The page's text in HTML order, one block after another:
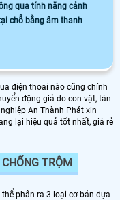
qua tính năng cảnh
chỗ bằng âm thanh
điện thoai nào cũng chính
động giả do con vật, tán
An Thành Phát xin
lại hiệu quả tốt nhất, giá rẻ
TRỘM
phân ra 3 loại cơ bản dựa